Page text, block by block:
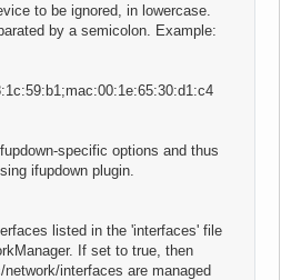
to be ignored, in lowercase.
by a semicolon. Example:
specific options and thus
ifupdown plugin.
listed in the 'interfaces' file
If set to true, then
interfaces are managed